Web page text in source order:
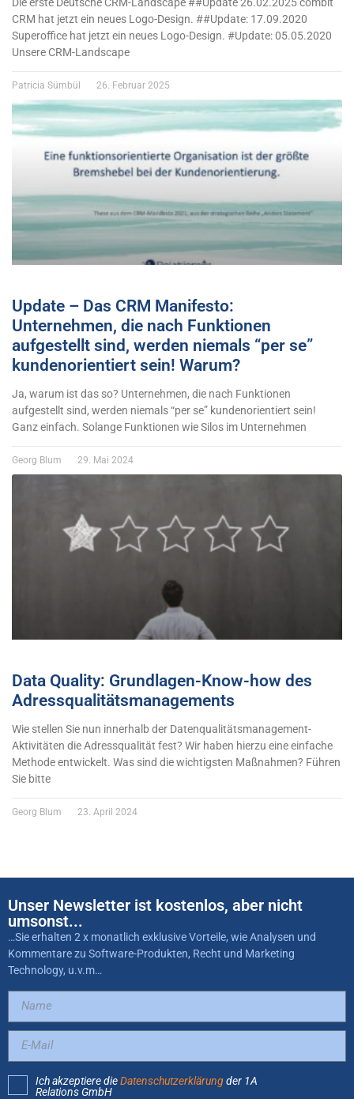
Die erste Deutsche CRM-Landscape ##Update 26.02.2025 combit
CRM hat jetzt ein neues Logo-Design. ##Update: 17.09.2020
Superoffice hat jetzt ein neues Logo-Design. #Update: 05.05.2020
Unsere CRM-Landscape
Patricia Sümbül 26. Februar 2025
Update – Das CRM Manifesto:
Unternehmen, die nach Funktionen
aufgestellt sind, werden niemals “per se”
kundenorientiert sein! Warum?
Ja, warum ist das so? Unternehmen, die nach Funktionen
aufgestellt sind, werden niemals “per se” kundenorientiert sein!
Ganz einfach. Solange Funktionen wie Silos im Unternehmen
Georg Blum 29. Mai 2024
Data Quality: Grundlagen-Know-how des
Adressqualitätsmanagements
Wie stellen Sie nun innerhalb der Datenqualitätsmanagement-
Aktivitäten die Adressqualität fest? Wir haben hierzu eine einfache
Methode entwickelt. Was sind die wichtigsten Maßnahmen? Führen
Sie bitte
Georg Blum 23. April 2024
Unser Newsletter ist kostenlos, aber nicht
umsonst...
…Sie erhalten 2 x monatlich exklusive Vorteile, wie Analysen und
Kommentare zu Software-Produkten, Recht und Marketing
Technology, u.v.m…
Ich akzeptiere dieDatenschutzerklärungder 1A
Relations GmbH